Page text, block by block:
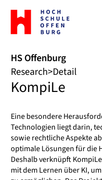
To
the
home
Offenburg
University
of
Applied
Sciences
HS Offenburg
Research Detail
KompiLe
Eine besondere
Technologien liegt darin,
sowie rechtliche Aspekte
optimale Lösungen für die
Deshalb verknüpft
mit dem Lernen über KI,